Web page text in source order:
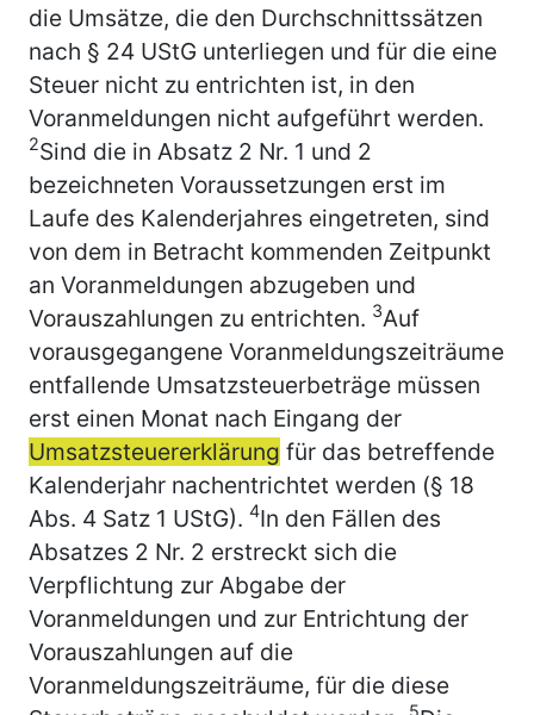
die Umsätze, die den Durchschnittssätzen
nach § 24 UStG unterliegen und für die eine
Steuer nicht zu entrichten ist, in den
Voranmeldungen nicht aufgeführt werden.
2Sind die in Absatz 2 Nr. 1 und 2
bezeichneten Voraussetzungen erst im
Laufe des Kalenderjahres eingetreten, sind
von dem in Betracht kommenden Zeitpunkt
an Voranmeldungen abzugeben und
Vorauszahlungen zu entrichten. 3Auf
vorausgegangene Voranmeldungszeiträume
entfallende Umsatzsteuerbeträge müssen
erst einen Monat nach Eingang der
Umsatzsteuererklärung für das betreffende
Kalenderjahr nachentrichtet werden (§ 18
Abs. 4 Satz 1 UStG). 4In den Fällen des
Absatzes 2 Nr. 2 erstreckt sich die
Verpflichtung zur Abgabe der
Voranmeldungen und zur Entrichtung der
Vorauszahlungen auf die
Voranmeldungszeiträume, für die diese